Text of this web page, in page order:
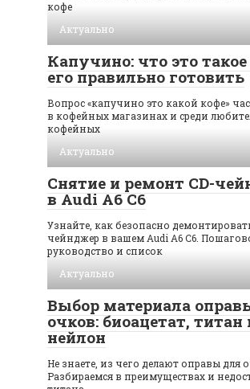
кофе
Актуально
Капучино: что это
его правильно готовить
Вопрос «капучино это какой кофе»
в кофейных магазинах и среди
кофейных
Актуально
Снятие и ремонт CD-
в Audi A6 C6
Узнайте, как безопасно
чейнджер в вашем Audi A6 C6.
руководство и список
Актуально
Выбор материала
очков: биоацетат, титан
нейлон
Не знаете, из чего делают оправы для
Разбираемся в преимуществах и